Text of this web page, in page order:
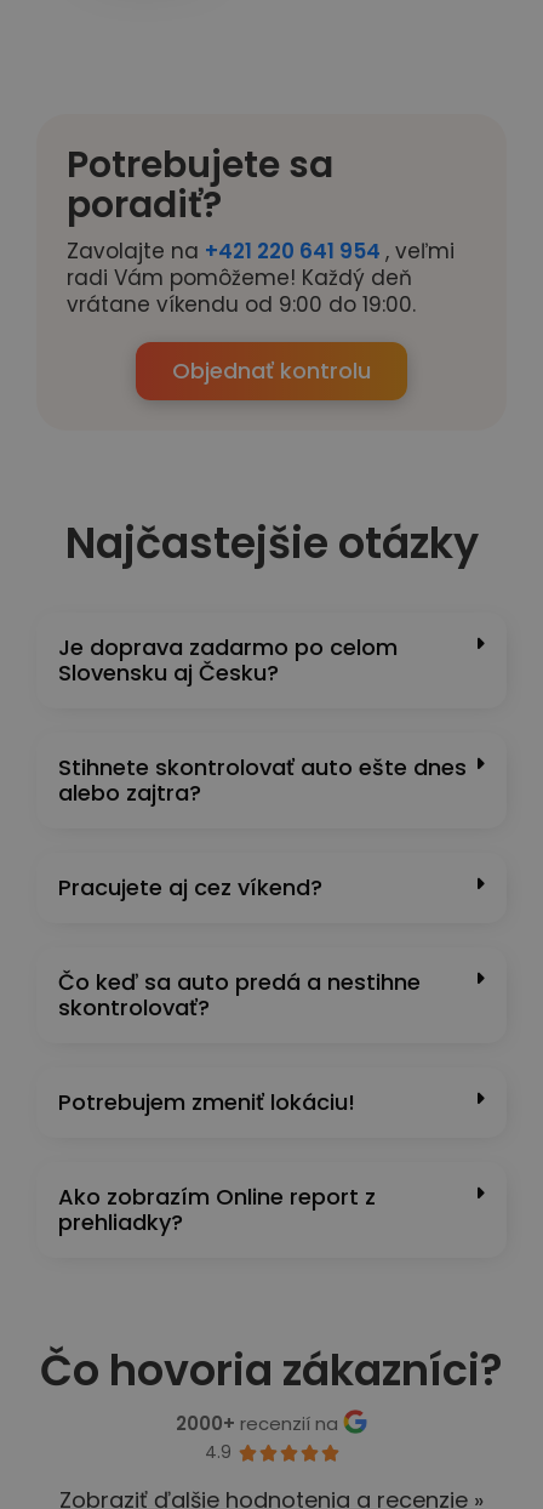
Potrebujete sa
poradiť?
Zavolajte na +421 220 641 954 , veľmi
radi Vám pomôžeme! Každý deň
vrátane víkendu od 9:00 do 19:00.
Objednať kontrolu
Najčastejšie otázky
Je doprava zadarmo po celom
Slovensku aj Česku?
Stihnete skontrolovať auto ešte dnes
alebo zajtra?
Pracujete aj cez víkend?
Čo keď sa auto predá a nestihne
skontrolovať?
Potrebujem zmeniť lokáciu!
Ako zobrazím Online report z
prehliadky?
Čo hovoria zákazníci?
2000+ recenzií na
4.9 
Zobraziť ďalšie hodnotenia a recenzie »